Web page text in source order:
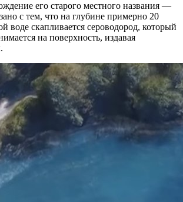
его старого местного названия —
с тем, что на глубине примерно 20
воде скапливается сероводород, который
на поверхность, издавая